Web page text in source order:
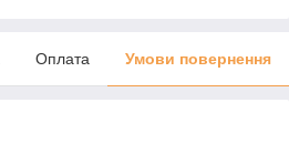
Оплата Умови повернення